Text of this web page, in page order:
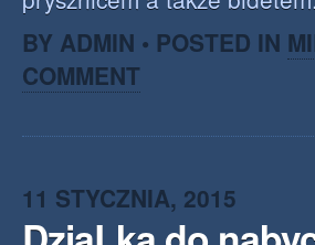
BY ADMIN • POSTED IN
COMMENT
11 STYCZNIA, 2015